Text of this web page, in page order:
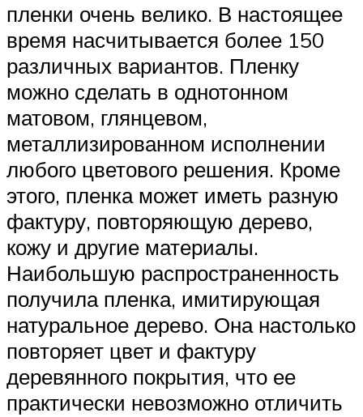
пленки очень велико. В настоящее
время насчитывается более 150
различных вариантов. Пленку
можно сделать в однотонном
матовом, глянцевом,
металлизированном исполнении
любого цветового решения. Кроме
этого, пленка может иметь разную
фактуру, повторяющую дерево,
кожу и другие материалы.
Наибольшую распространенность
получила пленка, имитирующая
натуральное дерево. Она настолько
повторяет цвет и фактуру
деревянного покрытия, что ее
практически невозможно отличить